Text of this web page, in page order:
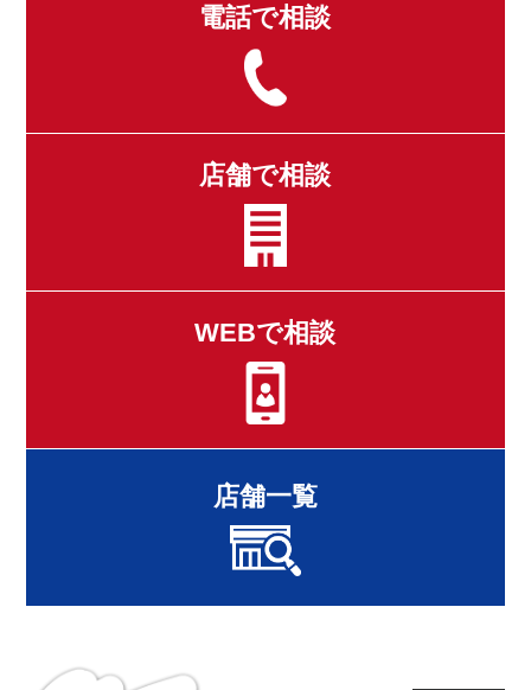
電話で相談
店舗で相談
WEBで相談
店舗一覧